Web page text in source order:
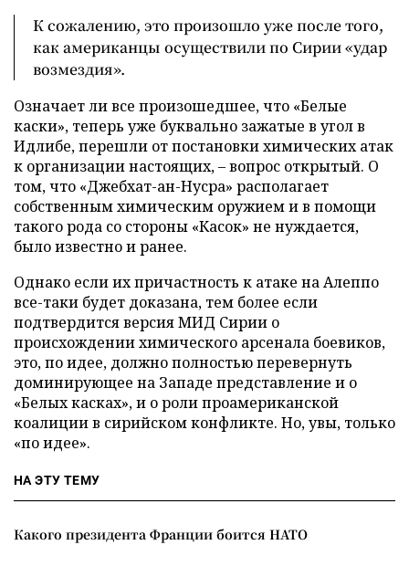
К сожалению, это произошло уже после того,
как американцы осуществили по Сирии «удар
возмездия».
Означает ли все произошедшее, что «Белые
каски», теперь уже буквально зажатые в угол в
Идлибе, перешли от постановки химических атак
к организации настоящих, – вопрос открытый. О
том, что «Джебхат-ан-Нусра» располагает
собственным химическим оружием и в помощи
такого рода со стороны «Касок» не нуждается,
было известно и ранее.
Однако если их причастность к атаке на Алеппо
все-таки будет доказана, тем более если
подтвердится версия МИД Сирии о
происхождении химического арсенала боевиков,
это, по идее, должно полностью перевернуть
доминирующее на Западе представление и о
«Белых касках», и о роли проамериканской
коалиции в сирийском конфликте. Но, увы, только
«по идее».
НА ЭТУ ТЕМУ
Какого президента Франции боится НАТО